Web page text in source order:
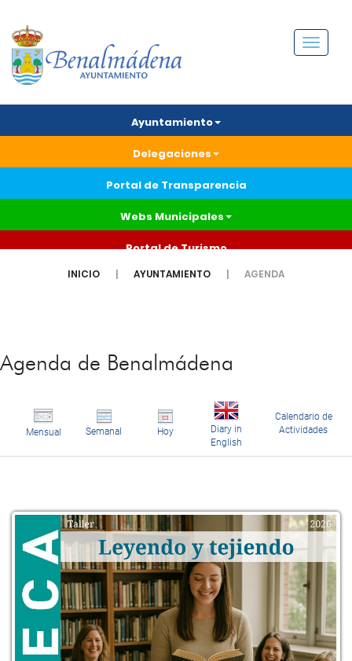
Menú
Ayuntamiento
Delegaciones
Portal de Transparencia
Webs Municipales
Portal de Turismo
INICIO AYUNTAMIENTO AGENDA
Agenda de Benalmádena
Mensual Semanal Hoy
Diary in
English
Calendario de
Actividades